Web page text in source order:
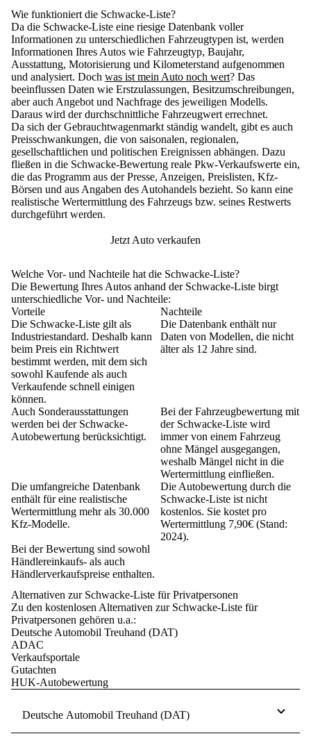
Wie funktioniert die Schwacke-Liste?
Da die Schwacke-Liste eine riesige Datenbank voller
Informationen zu unterschiedlichen Fahrzeugtypen ist, werden
Informationen Ihres Autos wie Fahrzeugtyp, Baujahr,
Ausstattung, Motorisierung und Kilometerstand aufgenommen
und analysiert. Doch was ist mein Auto noch wert? Das
beeinflussen Daten wie Erstzulassungen, Besitzumschreibungen,
aber auch Angebot und Nachfrage des jeweiligen Modells.
Daraus wird der durchschnittliche Fahrzeugwert errechnet.
Da sich der Gebrauchtwagenmarkt ständig wandelt, gibt es auch
Preisschwankungen, die von saisonalen, regionalen,
gesellschaftlichen und politischen Ereignissen abhängen. Dazu
fließen in die Schwacke-Bewertung reale Pkw-Verkaufswerte ein,
die das Programm aus der Presse, Anzeigen, Preislisten, Kfz-
Börsen und aus Angaben des Autohandels bezieht. So kann eine
realistische Wertermittlung des Fahrzeugs bzw. seines Restwerts
durchgeführt werden.
Jetzt Auto verkaufen
Welche Vor- und Nachteile hat die Schwacke-Liste?
Die Bewertung Ihres Autos anhand der Schwacke-Liste birgt
unterschiedliche Vor- und Nachteile:
Vorteile
Nachteile
Die Schwacke-Liste gilt als
Industriestandard. Deshalb kann
beim Preis ein Richtwert
bestimmt werden, mit dem sich
sowohl Kaufende als auch
Verkaufende schnell einigen
können.
Die Datenbank enthält nur
Daten von Modellen, die nicht
älter als 12 Jahre sind.
Auch Sonderausstattungen
werden bei der Schwacke-
Autobewertung berücksichtigt.
Bei der Fahrzeugbewertung mit
der Schwacke-Liste wird
immer von einem Fahrzeug
ohne Mängel ausgegangen,
weshalb Mängel nicht in die
Wertermittlung einfließen.
Die umfangreiche Datenbank
enthält für eine realistische
Wertermittlung mehr als 30.000
Kfz-Modelle.
Die Autobewertung durch die
Schwacke-Liste ist nicht
kostenlos. Sie kostet pro
Wertermittlung 7,90€ (Stand:
2024).
Bei der Bewertung sind sowohl
Händlereinkaufs- als auch
Händlerverkaufspreise enthalten.
Alternativen zur Schwacke-Liste für Privatpersonen
Zu den kostenlosen Alternativen zur Schwacke-Liste für
Privatpersonen gehören u.a.:
Deutsche Automobil Treuhand (DAT)
ADAC
Verkaufsportale
Gutachten
HUK-Autobewertung
Deutsche Automobil Treuhand (DAT)